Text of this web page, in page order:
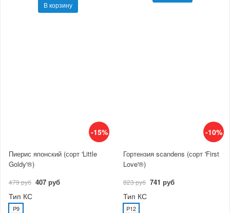
В корзину
-15%
Пиерис японский (сорт 'Little
Goldy'®)
479 руб 407 руб
Тип КС
P9
-10%
Гортензия scandens (сорт 'First
Love'®)
823 руб 741 руб
Тип КС
P12